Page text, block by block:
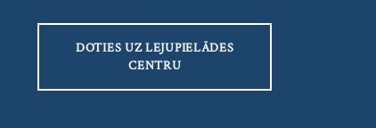
DOTIES UZ LEJUPIELĀDES
CENTRU